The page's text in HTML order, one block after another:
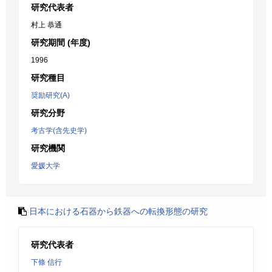
研究代表者
村上 恭通
研究期間 (年度)
1996
研究種目
奨励研究(A)
研究分野
考古学(含先史学)
研究機関
愛媛大学
日本における石器から鉄器への転換形態の研究
研究代表者
下條 信行